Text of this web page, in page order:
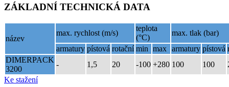
ZÁKLADNÍ TECHNICKÁ DATA
název
max. rychlost (m/s)
teplota
(°C)
max. tlak (bar)
armatury pístová rotační min max armatury pístová
DIMERPACK
3200
- 1,5 20 -100 +280 100 100
Ke stažení